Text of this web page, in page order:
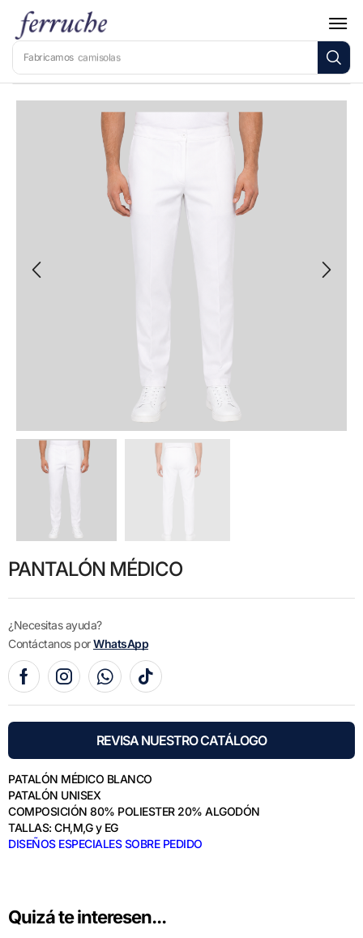
Fabricamos camisolas
PANTALÓN MÉDICO
¿Necesitas ayuda?
Contáctanos porWhatsApp
REVISA NUESTRO CATÁLOGO
PATALÓN MÉDICO BLANCO
PATALÓN UNISEX
COMPOSICIÓN 80% POLIESTER 20% ALGODÓN
TALLAS: CH,M,G y EG
DISEÑOS ESPECIALES SOBRE PEDIDO
Quizá te interesen...